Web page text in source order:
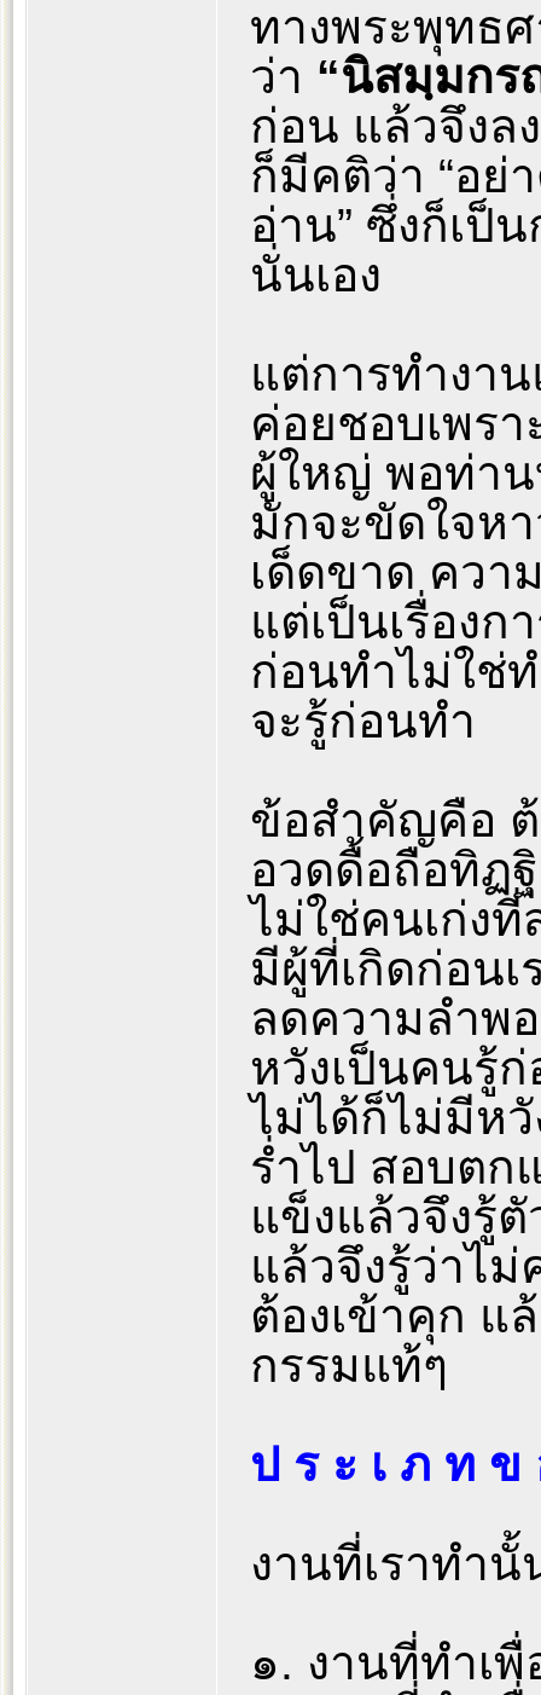
ทางพระพุทธ
ว่า “นิสมฺมกร
ก่อน แล้วจึงล
ก็มีคติว่า “อย่
อ่าน” ซึ่งก็เป็
นั่นเอง
แต่การทำงา
ค่อยชอบเพรา
ผู้ใหญ่ พอท่าน
มักจะขัดใจห
เด็ดขาด ควา
แต่เป็นเรื่อง
ก่อนทำไม่ใช่ท
จะรู้ก่อนทำ
ข้อสำคัญคือ ต้
อวดดื้อถือทิฏ
ไม่ใช่คนเก่ง
มีผู้ที่เกิดก่อนเ
ลดความลำพ
หวังเป็นคนรู้
ไม่ได้ก็ไม่มีห
ร่ำไป สอบตก
แข็งแล้วจึงรู้
แล้วจึงรู้ว่าไ
ต้องเข้าคุก แ
กรรมแท้ๆ
ป ร ะ เ ภ ท
งานที่เราทำ
๑. งานที่ทำเ